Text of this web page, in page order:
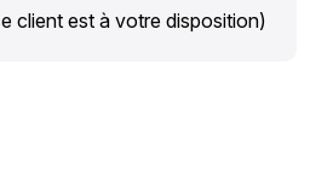
client est à votre disposition)